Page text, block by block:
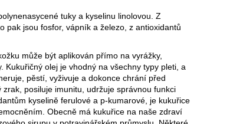
tuky a kyselinu linolovou. Z
pak jsou fosfor, vápník a železo, z antioxidantů
může být aplikován přímo na vyrážky,
olej je vhodný na všechny typy pleti, a
pěstí, vyživuje a dokonce chrání před
posiluje imunitu, udržuje správnou funkci
kyselině ferulové a p-kumarové, je kukuřice
Obecně má kukuřice na naše zdraví